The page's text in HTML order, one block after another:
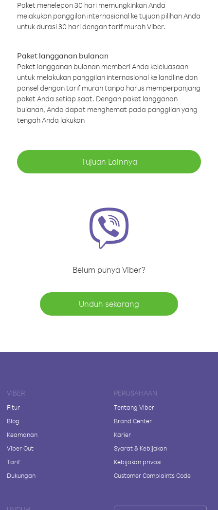
Paket menelepon 30 hari memungkinkan Anda
melakukan panggilan internasional ke tujuan pilihan Anda
untuk durasi 30 hari dengan tarif murah Viber.
Paket langganan bulanan
Paket langganan bulanan memberi Anda keleluasaan
untuk melakukan panggilan internasional ke landline dan
ponsel dengan tarif murah tanpa harus memperpanjang
paket Anda setiap saat. Dengan paket langganan
bulanan, Anda dapat menghemat pada panggilan yang
tengah Anda lakukan
Tujuan Lainnya
Belum punya Viber?
Unduh sekarang
VIBER
Fitur
Blog
Keamanan
Viber Out
Tarif
Dukungan
PERUSAHAAN
Tentang Viber
Brand Center
Karier
Syarat & Kebijakan
Kebijakan privasi
Customer Complaints Code